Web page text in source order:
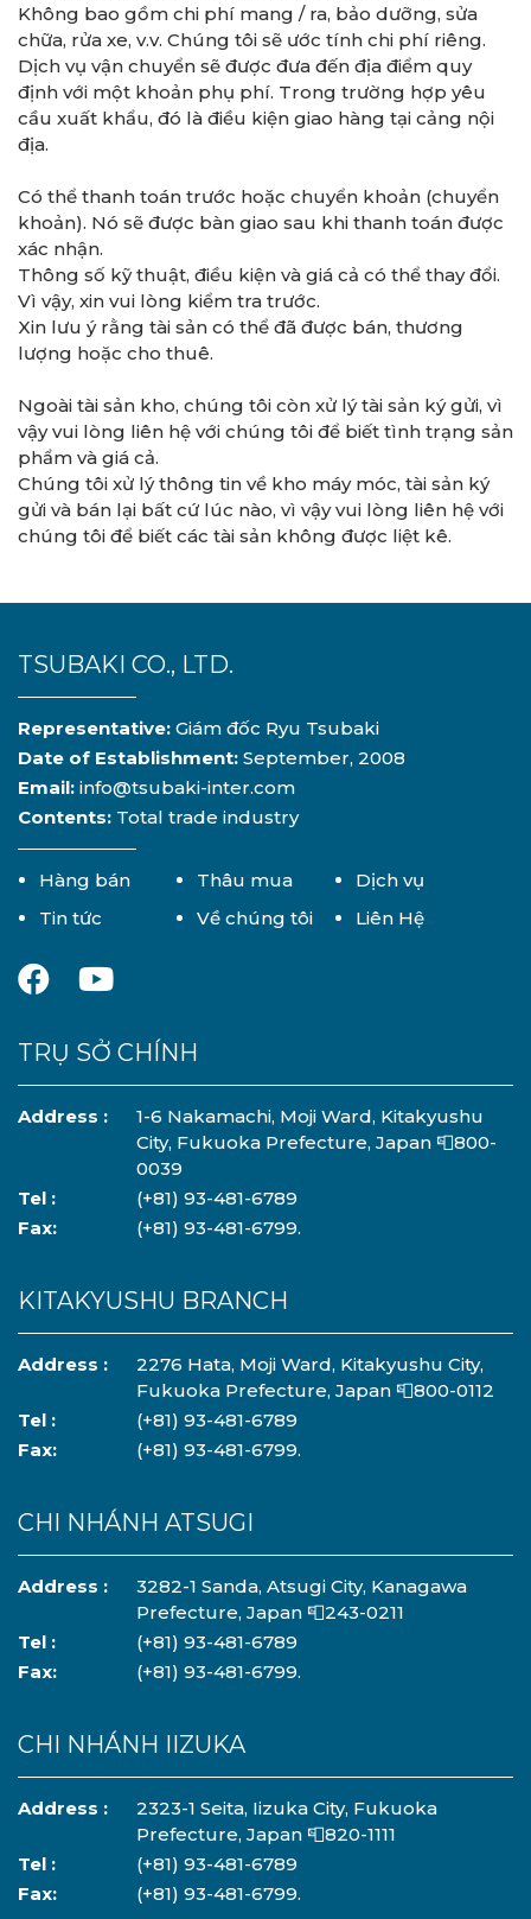
Không bao gồm chi phí mang / ra, bảo dưỡng, sửa
chữa, rửa xe, v.v. Chúng tôi sẽ ước tính chi phí riêng.
Dịch vụ vận chuyển sẽ được đưa đến địa điểm quy
định với một khoản phụ phí. Trong trường hợp yêu
cầu xuất khẩu, đó là điều kiện giao hàng tại cảng nội
địa.
Có thể thanh toán trước hoặc chuyển khoản (chuyển
khoản). Nó sẽ được bàn giao sau khi thanh toán được
xác nhận.
Thông số kỹ thuật, điều kiện và giá cả có thể thay đổi.
Vì vậy, xin vui lòng kiểm tra trước.
Xin lưu ý rằng tài sản có thể đã được bán, thương
lượng hoặc cho thuê.
Ngoài tài sản kho, chúng tôi còn xử lý tài sản ký gửi, vì
vậy vui lòng liên hệ với chúng tôi để biết tình trạng sản
phẩm và giá cả.
Chúng tôi xử lý thông tin về kho máy móc, tài sản ký
gửi và bán lại bất cứ lúc nào, vì vậy vui lòng liên hệ với
chúng tôi để biết các tài sản không được liệt kê.
TSUBAKI CO., LTD.
Representative: Giám đốc Ryu Tsubaki
Date of Establishment: September, 2008
Email: info@tsubaki-inter.com
Contents: Total trade industry
Hàng bán Thâu mua
Dịch vụ
Tin tức
Về chúng tôi Liên Hệ
TRỤ SỞ CHÍNH
Address :
1-6 Nakamachi, Moji Ward, Kitakyushu
City, Fukuoka Prefecture, Japan 📮800-
0039
Tel :
(+81) 93-481-6789
Fax:
(+81) 93-481-6799.
KITAKYUSHU BRANCH
Address :
2276 Hata, Moji Ward, Kitakyushu City,
Fukuoka Prefecture, Japan 📮800-0112
Tel :
(+81) 93-481-6789
Fax:
(+81) 93-481-6799.
CHI NHÁNH ATSUGI
Address :
3282-1 Sanda, Atsugi City, Kanagawa
Prefecture, Japan 📮243-0211
Tel :
(+81) 93-481-6789
Fax:
(+81) 93-481-6799.
CHI NHÁNH IIZUKA
Address :
2323-1 Seita, Iizuka City, Fukuoka
Prefecture, Japan 📮820-1111
Tel :
(+81) 93-481-6789
Fax:
(+81) 93-481-6799.